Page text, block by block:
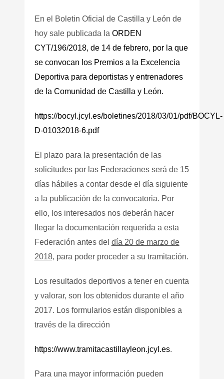
En el Boletin Oficial de Castilla y León de
hoy sale publicada la ORDEN
CYT/196/2018, de 14 de febrero, por la que
se convocan los Premios a la Excelencia
Deportiva para deportistas y entrenadores
de la Comunidad de Castilla y León.
https://bocyl.jcyl.es/boletines/2018/03/01/pdf/BOCYL-
D-01032018-6.pdf
El plazo para la presentación de las
solicitudes por las Federaciones será de 15
días hábiles a contar desde el día siguiente
a la publicación de la convocatoria. Por
ello, los interesados nos deberán hacer
llegar la documentación requerida a esta
Federación antes del día 20 de marzo de
2018, para poder proceder a su tramitación.
Los resultados deportivos a tener en cuenta
y valorar, son los obtenidos durante el año
2017. Los formularios están disponibles a
través de la dirección
https://www.tramitacastillayleon.jcyl.es.
Para una mayor información pueden